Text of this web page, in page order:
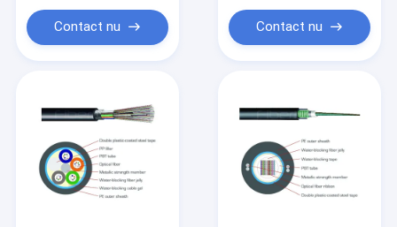
Contact nu Contact nu